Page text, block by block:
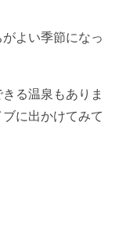
よい季節になっ
る温泉もありま
に出かけてみて